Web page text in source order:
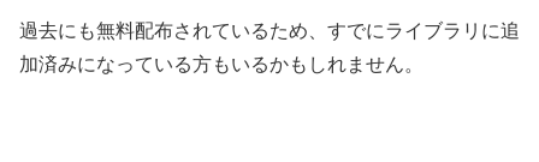
過去にも無料配布されているため、すでにライブラリに追
加済みになっている方もいるかもしれません。